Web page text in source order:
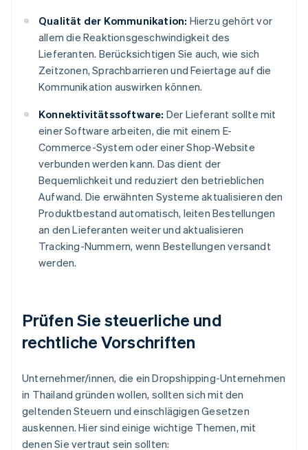
Qualität der Kommunikation: Hierzu gehört vor
allem die Reaktionsgeschwindigkeit des
Lieferanten. Berücksichtigen Sie auch, wie sich
Zeitzonen, Sprachbarrieren und Feiertage auf die
Kommunikation auswirken können.
Konnektivitätssoftware: Der Lieferant sollte mit
einer Software arbeiten, die mit einem E-
Commerce-System oder einer Shop-Website
verbunden werden kann. Das dient der
Bequemlichkeit und reduziert den betrieblichen
Aufwand. Die erwähnten Systeme aktualisieren den
Produktbestand automatisch, leiten Bestellungen
an den Lieferanten weiter und aktualisieren
Tracking-Nummern, wenn Bestellungen versandt
werden.
Prüfen Sie steuerliche und
rechtliche Vorschriften
Unternehmer/innen, die ein Dropshipping-Unternehmen
in Thailand gründen wollen, sollten sich mit den
geltenden Steuern und einschlägigen Gesetzen
auskennen. Hier sind einige wichtige Themen, mit
denen Sie vertraut sein sollten: